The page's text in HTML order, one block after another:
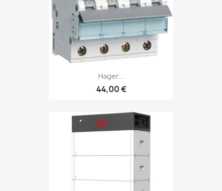
Hager...
44,00 €